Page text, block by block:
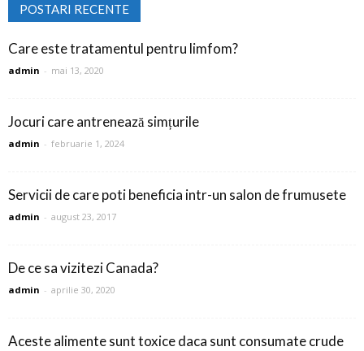
POSTARI RECENTE
Care este tratamentul pentru limfom?
admin - mai 13, 2020
Jocuri care antrenează simțurile
admin - februarie 1, 2024
Servicii de care poti beneficia intr-un salon de frumusete
admin - august 23, 2017
De ce sa vizitezi Canada?
admin - aprilie 30, 2020
Aceste alimente sunt toxice daca sunt consumate crude